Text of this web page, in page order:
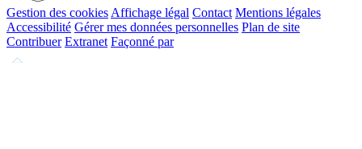
Gestion des cookies Affichage légal Contact Mentions légales
Accessibilité Gérer mes données personnelles Plan de site
Contribuer Extranet Façonné par